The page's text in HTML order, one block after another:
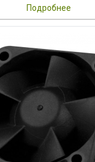
Подробнее